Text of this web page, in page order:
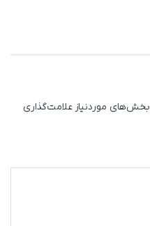
بخش‌های موردنیاز علامت‌گذاری